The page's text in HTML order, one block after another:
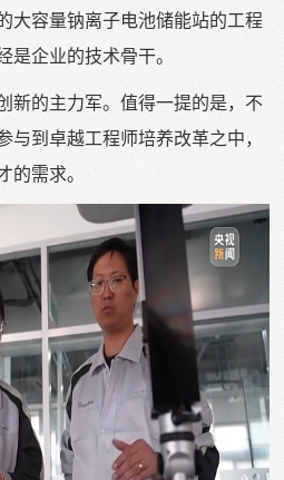
大容量钠离子电池储能站的工程
是企业的技术骨干。
新的主力军。值得一提的是，不
与到卓越工程师培养改革之中，
的需求。